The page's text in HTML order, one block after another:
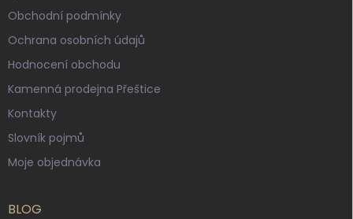
Obchodní podmínky
Ochrana osobních údajů
Hodnocení obchodu
Kamenná prodejna Přeštice
Kontakty
Slovník pojmů
Moje objednávka
BLOG